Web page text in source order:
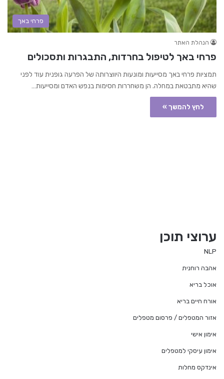
פרחי באך
הנהלת האתר
פרחי באך לטיפול בחרדות, התבגרות ותסכולים
תמציות פרחי באך מסייעות ומונעות היווצרותה של הפרעה גופנית עוד לפני
שהיא מתבטאת במחלה. הן משחררות חסימות בנפש האדם ומסייעות…
לחץ להמשך »
ערוצי תוכן
NLP
אהבה רוחנית
אוכל בריא
אורח חיים בריא
אזור המטפלים / פרסום מטפלים
אימון אישי
אימון עיסקי למטפלים
אינדקס מחלות